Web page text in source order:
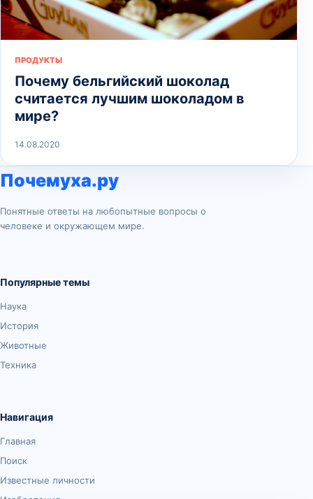
ПРОДУКТЫ
Почему бельгийский шоколад
считается лучшим шоколадом в
мире?
14.08.2020
Почемуха.ру
Понятные ответы на любопытные вопросы о
человеке и окружающем мире.
Популярные темы
Наука
История
Животные
Техника
Навигация
Главная
Поиск
Известные личности